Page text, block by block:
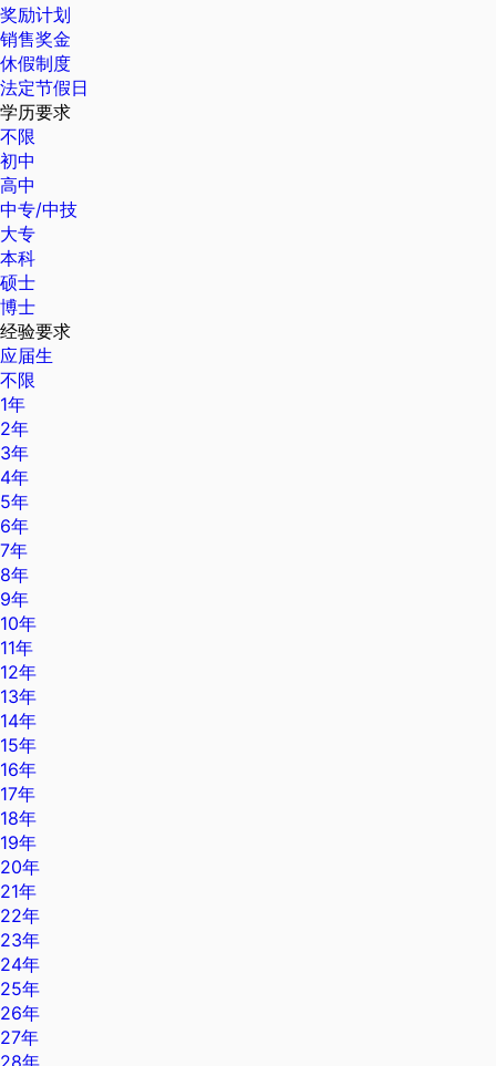
奖励计划
销售奖金
休假制度
法定节假日
学历要求
不限
初中
高中
中专/中技
大专
本科
硕士
博士
经验要求
应届生
不限
1年
2年
3年
4年
5年
6年
7年
8年
9年
10年
11年
12年
13年
14年
15年
16年
17年
18年
19年
20年
21年
22年
23年
24年
25年
26年
27年
28年